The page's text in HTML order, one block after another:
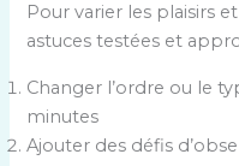
Pour varier les plaisirs
astuces testées et
Changer l’ordre ou le
minutes
Ajouter des défis